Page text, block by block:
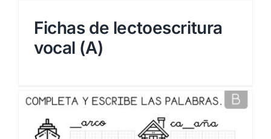
Fichas de lectoescritura
vocal (A)